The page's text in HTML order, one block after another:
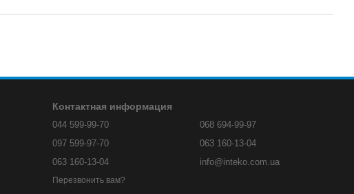
Контактная информация
044 599-99-70
097 599-97-70
063 160-13-04
Перезвонить вам?
068 694-99-97
063 160-13-04
info@inteko.com.ua